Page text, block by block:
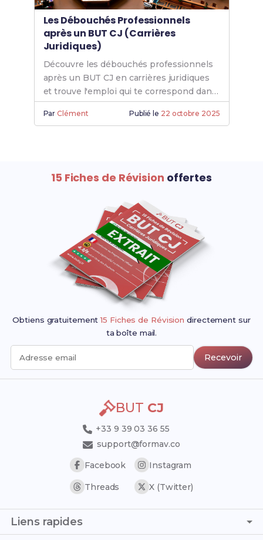
Les Débouchés Professionnels
après un BUT CJ (Carrières
Juridiques)
Découvre les débouchés professionnels
après un BUT CJ en carrières juridiques
et trouve l'emploi qui te correspond dans
le domaine du droit.
ParClément Publié le 22 octobre 2025
15 Fiches de Révision offertes
Obtiens gratuitement15 Fiches de Révision directement sur
ta boîte mail.
Adresse email Recevoir
BUT CJ
+33 9 39 03 36 55
support@formav.co
Facebook
Instagram
Threads X (Twitter)
Liens rapides